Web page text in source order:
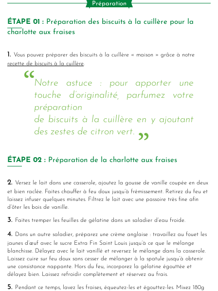
Préparation
ÉTAPE 01 : Préparation des biscuits à la cuillère pour la
charlotte aux fraises
1. Vous pouvez préparer des biscuits à la cuillère « maison » grâce à notre
recette de biscuits à la cuillère.
Notre astuce : pour apporter une
touche d’originalité, parfumez votre
préparation
de biscuits à la cuillère en y ajoutant
des zestes de citron vert.
ÉTAPE 02 : Préparation de la charlotte aux fraises
2. Versez le lait dans une casserole, ajoutez la gousse de vanille coupée en deux
et bien raclée. Faites chauffer à feu doux jusqu’à frémissement. Retirez du feu et
laissez infuser quelques minutes. Filtrez le lait avec une passoire très fine afin
d’ôter les bois de vanille.
3. Faites tremper les feuilles de gélatine dans un saladier d’eau froide.
4.
Dans un autre saladier, préparez une crème anglaise : travaillez au fouet les
jaunes d’œuf avec le sucre Extra Fin Saint Louis jusqu’à ce que le mélange
blanchisse. Délayez avec le lait vanillé et reversez le mélange dans la casserole.
Laissez cuire sur feu doux sans cesser de mélanger à la spatule jusqu’à obtenir
une consistance nappante. Hors du feu, incorporez la gélatine égouttée et
délayez bien. Laissez refroidir complètement et réservez au frais.
5. Pendant ce temps, lavez les fraises, équeutez-les et égouttez-les. Mixez 180g